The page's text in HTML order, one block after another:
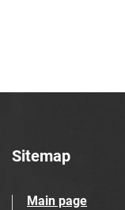
31
Sitemap
Main page